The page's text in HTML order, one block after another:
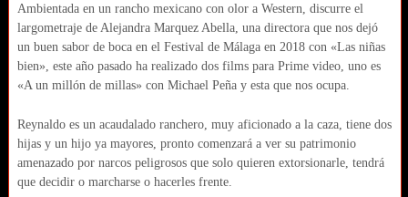
Ambientada en un rancho mexicano con olor a Western, discurre el
largometraje de Alejandra Marquez Abella, una directora que nos dejó
un buen sabor de boca en el Festival de Málaga en 2018 con «Las niñas
bien», este año pasado ha realizado dos films para Prime video, uno es
«A un millón de millas» con Michael Peña y esta que nos ocupa.
Reynaldo es un acaudalado ranchero, muy aficionado a la caza, tiene dos
hijas y un hijo ya mayores, pronto comenzará a ver su patrimonio
amenazado por narcos peligrosos que solo quieren extorsionarle, tendrá
que decidir o marcharse o hacerles frente.